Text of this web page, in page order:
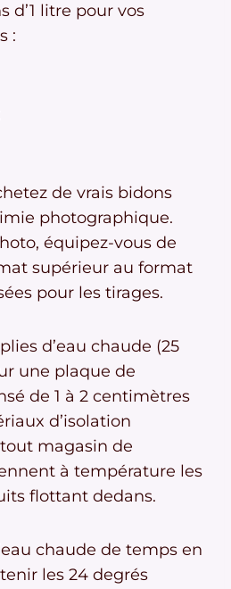
d’1 litre pour vos
:
de vrais bidons
photographique.
équipez-vous de
supérieur au format
pour les tirages.
d’eau chaude (25
une plaque de
de 1 à 2 centimètres
d’isolation
magasin de
à température les
flottant dedans.
chaude de temps en
les 24 degrés